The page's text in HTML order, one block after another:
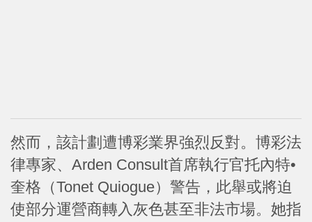
然而，該計劃遭博彩業界強烈反對。博彩法
律專家、Arden Consult首席執行官托內特•
奎格（Tonet Quiogue）警告，此舉或將迫
使部分運營商轉入灰色甚至非法市場。她指